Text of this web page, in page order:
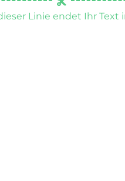
Linie endet Ihr Text